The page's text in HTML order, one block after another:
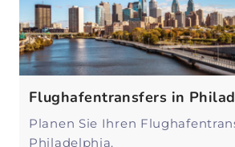
Flughafentransfers in
Planen Sie Ihren
Philadelphia.